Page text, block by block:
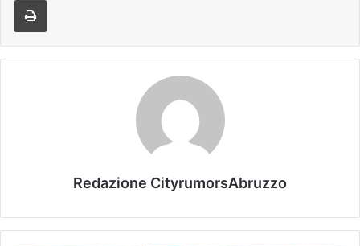
Redazione CityrumorsAbruzzo